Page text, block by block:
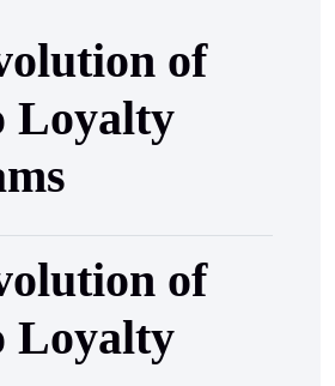
of
Loyalty
of
Loyalty